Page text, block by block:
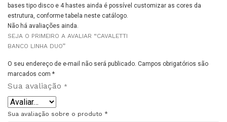
bases tipo disco e 4 hastes ainda é possível customizar as cores da
estrutura, conforme tabela neste catálogo.
Não há avaliações ainda.
SEJA O PRIMEIRO A AVALIAR “CAVALETTI
BANCO LINHA DUO”
O seu endereço de e-mail não será publicado. Campos obrigatórios são
marcados com *
Sua avaliação *
Sua avaliação sobre o produto *